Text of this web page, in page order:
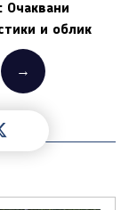
Очаквани
и облик
→